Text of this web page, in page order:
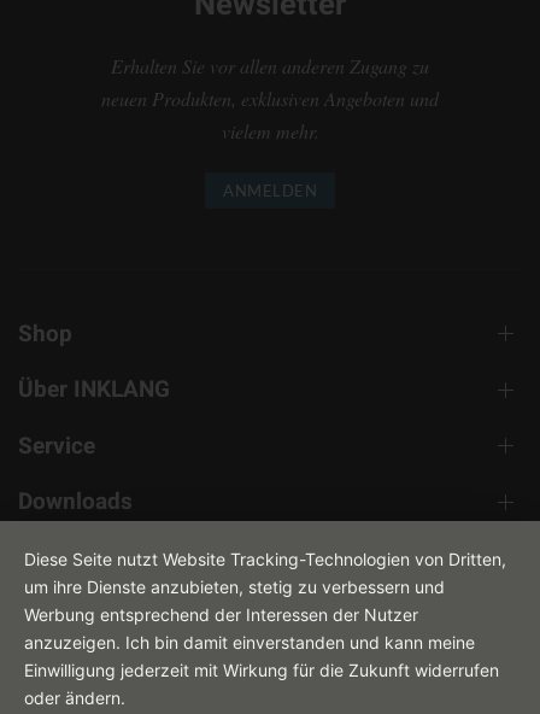
Erhalten Sie vor allen anderen Zugang zu
neuen Produkten, exklusiven Angeboten und
vielem mehr.
ANMELDEN
Shop
Über INKLANG
Service
Downloads
Kontakt
Diese Seite nutzt Website Tracking-Technologien von Dritten,
um ihre Dienste anzubieten, stetig zu verbessern und
Werbung entsprechend der Interessen der Nutzer
anzuzeigen. Ich bin damit einverstanden und kann meine
Einwilligung jederzeit mit Wirkung für die Zukunft widerrufen
oder ändern.